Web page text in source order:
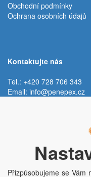
Obchodní podmínky
Ochrana osobních údajů
Kontaktujte nás
Tel.: +420 728 706 343
Email: info@penepex.cz
Trávník 2076, 686 03
Přizpůsobujeme se Vám